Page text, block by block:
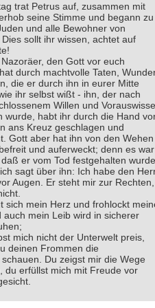
trat Petrus auf, zusammen mit
seine Stimme und begann zu
und alle Bewohner von
sollt ihr wissen, achtet auf
den Gott vor euch
durch machtvolle Taten,
die er durch ihn in eurer Mitte
ihr selbst wißt - ihn, der nach
Willen und
wurde, habt ihr durch die Hand
ans Kreuz geschlagen und
Gott aber hat ihn von den Wehen
und auferweckt; denn es war
er vom Tod festgehalten
sagt über ihn: Ich habe den
Augen. Er steht mir zur Rechten,
sich mein Herz und frohlockt
auch mein Leib wird in sicherer
mich nicht der Unterwelt preis,
deinen Frommen die
Du zeigst mir die Wege
du erfüllst mich mit Freude vor